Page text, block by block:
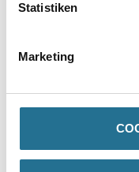
Statistiken
Marketing
GEFAHRENHINWEISE
DATENBLÄTTER